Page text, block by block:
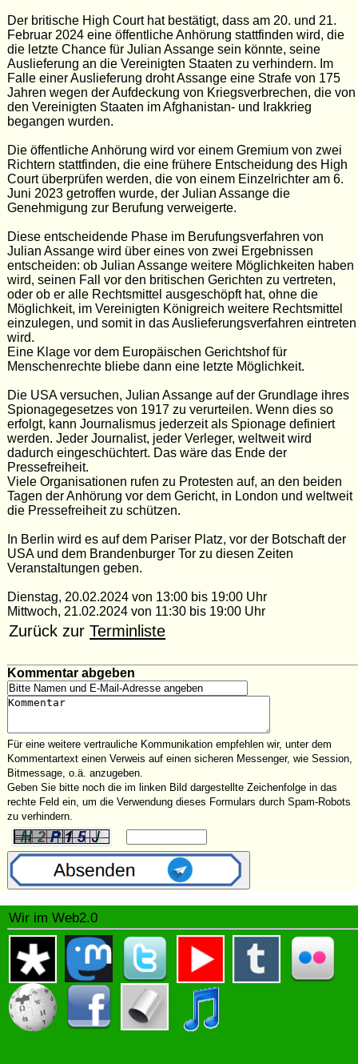
Der britische High Court hat bestätigt, dass am 20. und 21.
Februar 2024 eine öffentliche Anhörung stattfinden wird, die
die letzte Chance für Julian Assange sein könnte, seine
Auslieferung an die Vereinigten Staaten zu verhindern. Im
Falle einer Auslieferung droht Assange eine Strafe von 175
Jahren wegen der Aufdeckung von Kriegsverbrechen, die von
den Vereinigten Staaten im Afghanistan- und Irakkrieg
begangen wurden.
Die öffentliche Anhörung wird vor einem Gremium von zwei
Richtern stattfinden, die eine frühere Entscheidung des High
Court überprüfen werden, die von einem Einzelrichter am 6.
Juni 2023 getroffen wurde, der Julian Assange die
Genehmigung zur Berufung verweigerte.
Diese entscheidende Phase im Berufungsverfahren von
Julian Assange wird über eines von zwei Ergebnissen
entscheiden: ob Julian Assange weitere Möglichkeiten haben
wird, seinen Fall vor den britischen Gerichten zu vertreten,
oder ob er alle Rechtsmittel ausgeschöpft hat, ohne die
Möglichkeit, im Vereinigten Königreich weitere Rechtsmittel
einzulegen, und somit in das Auslieferungsverfahren eintreten
wird.
Eine Klage vor dem Europäischen Gerichtshof für
Menschenrechte bliebe dann eine letzte Möglichkeit.
Die USA versuchen, Julian Assange auf der Grundlage ihres
Spionagegesetzes von 1917 zu verurteilen. Wenn dies so
erfolgt, kann Journalismus jederzeit als Spionage definiert
werden. Jeder Journalist, jeder Verleger, weltweit wird
dadurch eingeschüchtert. Das wäre das Ende der
Pressefreiheit.
Viele Organisationen rufen zu Protesten auf, an den beiden
Tagen der Anhörung vor dem Gericht, in London und weltweit
die Pressefreiheit zu schützen.
In Berlin wird es auf dem Pariser Platz, vor der Botschaft der
USA und dem Brandenburger Tor zu diesen Zeiten
Veranstaltungen geben.
Dienstag, 20.02.2024 von 13:00 bis 19:00 Uhr
Mittwoch, 21.02.2024 von 11:30 bis 19:00 Uhr
Zurück zurTerminliste
Kommentar abgeben
Für eine weitere vertrauliche Kommunikation empfehlen wir, unter dem
Kommentartext einen Verweis auf einen sicheren Messenger, wie Session,
Bitmessage, o.ä. anzugeben.
Geben Sie bitte noch die im linken Bild dargestellte Zeichenfolge in das
rechte Feld ein, um die Verwendung dieses Formulars durch Spam-Robots
zu verhindern.
Wir im Web2.0